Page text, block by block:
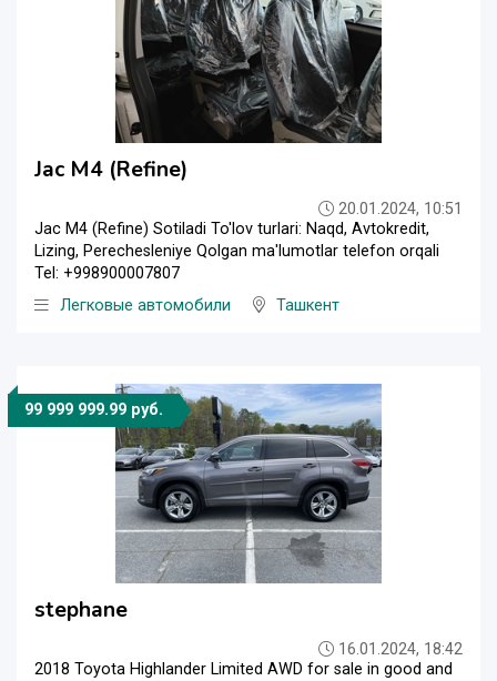
Jac M4 (Refine)
20.01.2024, 10:51
Jac M4 (Refine) Sotiladi To'lov turlari: Naqd, Avtokredit,
Lizing, Perechesleniye Qolgan ma'lumotlar telefon orqali
Tel: +998900007807
Легковые автомобили
Ташкент
99 999 999.99 руб.
stephane
16.01.2024, 18:42
2018 Toyota Highlander Limited AWD for sale in good and